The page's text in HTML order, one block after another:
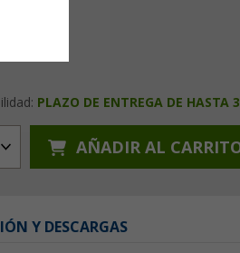
PLAZO DE ENTREGA DE HASTA
AÑADIR AL
Y DESCARGAS